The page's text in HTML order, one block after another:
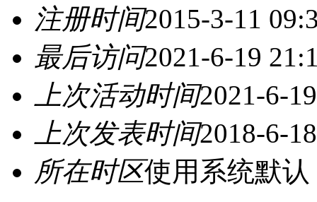
注册时间2015-3-11
最后访问2021-6-19
上次活动时间2021-6-
上次发表时间2018-6-
所在时区使用系统默认